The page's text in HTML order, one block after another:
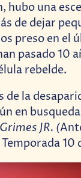
hubo una
de dejar
preso en el
pasado 10
rebelde.
de la
en
JR. (
10